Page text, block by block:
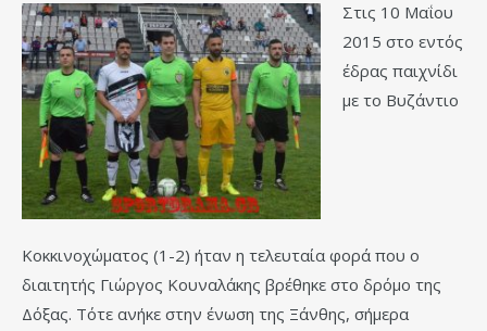
Στις 10 Μαΐου
2015 στο εντός
έδρας παιχνίδι
με το Βυζάντιο
Κοκκινοχώματος (1-2) ήταν η τελευταία φορά που ο
διαιτητής Γιώργος Κουναλάκης βρέθηκε στο δρόμο της
Δόξας. Τότε ανήκε στην ένωση της Ξάνθης, σήμερα